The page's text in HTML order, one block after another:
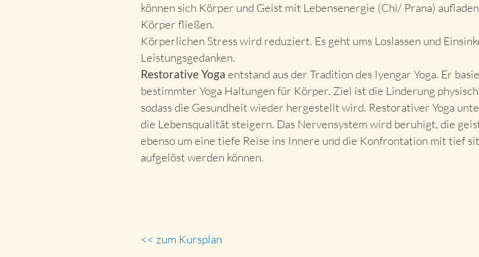
können sich Körper und Geist mit Lebensenergie (Chi/ Prana)
Körper fließen.
Körperlichen Stress wird reduziert. Es geht ums Loslassen und
Leistungsgedanken.
Restorative Yoga entstand aus der Tradition des Iyengar Yoga. Er
bestimmter Yoga Haltungen für Körper. Ziel ist die Linderung
sodass die Gesundheit wieder hergestellt wird. Restorativer Yoga
die Lebensqualität steigern. Das Nervensystem wird beruhigt, die
ebenso um eine tiefe Reise ins Innere und die Konfrontation mit tief
aufgelöst werden können.
<< zum Kursplan